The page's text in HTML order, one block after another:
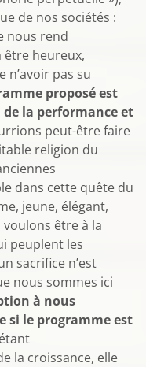
de nos sociétés :
nous rend
être heureux,
n’avoir pas su
proposé est
de la performance et
peut-être faire
religion du
dans cette quête du
jeune, élégant,
être à la
peuplent les
sacrifice n’est
nous sommes ici
à nous
si le programme est
la croissance, elle